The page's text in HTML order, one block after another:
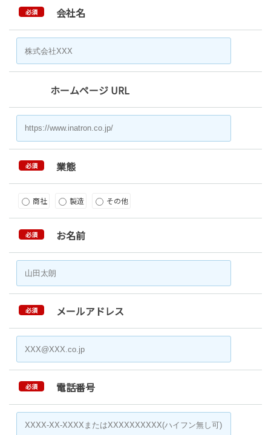
必須 会社名
ホームページ URL
必須 業態
商社 製造 その他
必須 お名前
必須 メールアドレス
必須 電話番号